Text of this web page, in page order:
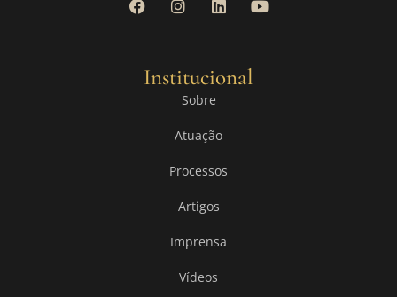
Institucional
Sobre
Atuação
Processos
Artigos
Imprensa
Vídeos